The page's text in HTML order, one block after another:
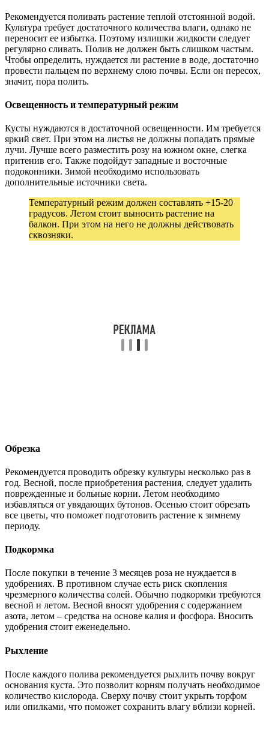
Рекомендуется поливать растение теплой отстоянной водой.
Культура требует достаточного количества влаги, однако не
переносит ее избытка. Поэтому излишки жидкости следует
регулярно сливать. Полив не должен быть слишком частым.
Чтобы определить, нуждается ли растение в воде, достаточно
провести пальцем по верхнему слою почвы. Если он пересох,
значит, пора полить.
Освещенность и температурный режим
Кусты нуждаются в достаточной освещенности. Им требуется
яркий свет. При этом на листья не должны попадать прямые
лучи. Лучше всего разместить розу на южном окне, слегка
притенив его. Также подойдут западные и восточные
подоконники. Зимой необходимо использовать
дополнительные источники света.
Температурный режим должен составлять +15-20
градусов. Летом стоит выносить растение на
балкон. При этом на него не должны действовать
сквозняки.
Обрезка
Рекомендуется проводить обрезку культуры несколько раз в
год. Весной, после приобретения растения, следует удалить
поврежденные и больные корни. Летом необходимо
избавляться от увядающих бутонов. Осенью стоит обрезать
все цветы, что поможет подготовить растение к зимнему
периоду.
Подкормка
После покупки в течение 3 месяцев роза не нуждается в
удобрениях. В противном случае есть риск скопления
чрезмерного количества солей. Обычно подкормки требуются
весной и летом. Весной вносят удобрения с содержанием
азота, летом – средства на основе калия и фосфора. Вносить
удобрения стоит еженедельно.
Рыхление
После каждого полива рекомендуется рыхлить почву вокруг
основания куста. Это позволит корням получать необходимое
количество кислорода. Сверху почву стоит укрыть торфом
или опилками, что поможет сохранить влагу вблизи корней.